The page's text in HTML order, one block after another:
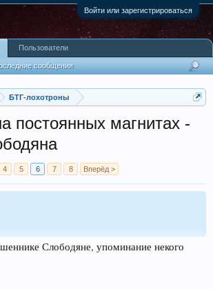
Войти или зарегистрироваться
БТГ-лохотроны
постоянных магнитах -
4 5 6 7 8 Вперёд >
Слободяне, упоминание некого
сообщения
Пользователи